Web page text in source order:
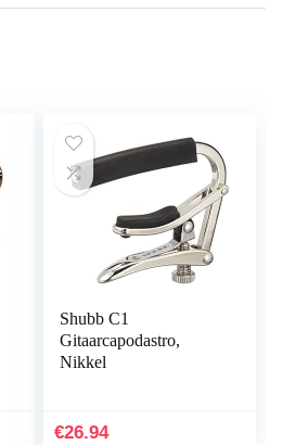
Shubb C1
Gitaarcapodastro,
Nikkel
€26.94